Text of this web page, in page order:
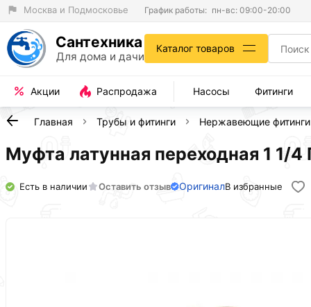
Москва и Подмосковье График работы: пн-вс: 09:00-20:00
Сантехника
Для дома и дачи
Каталог товаров
Акции Распродажа Насосы Фитинги
Главная Трубы и фитинги Нержавеющие фитинги
Муфта латунная переходная 1 1/4
Есть в наличии Оставить отзыв ОригиналВ избранные